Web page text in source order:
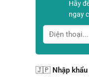
Hãy
ngay
🇯🇵 Nhập